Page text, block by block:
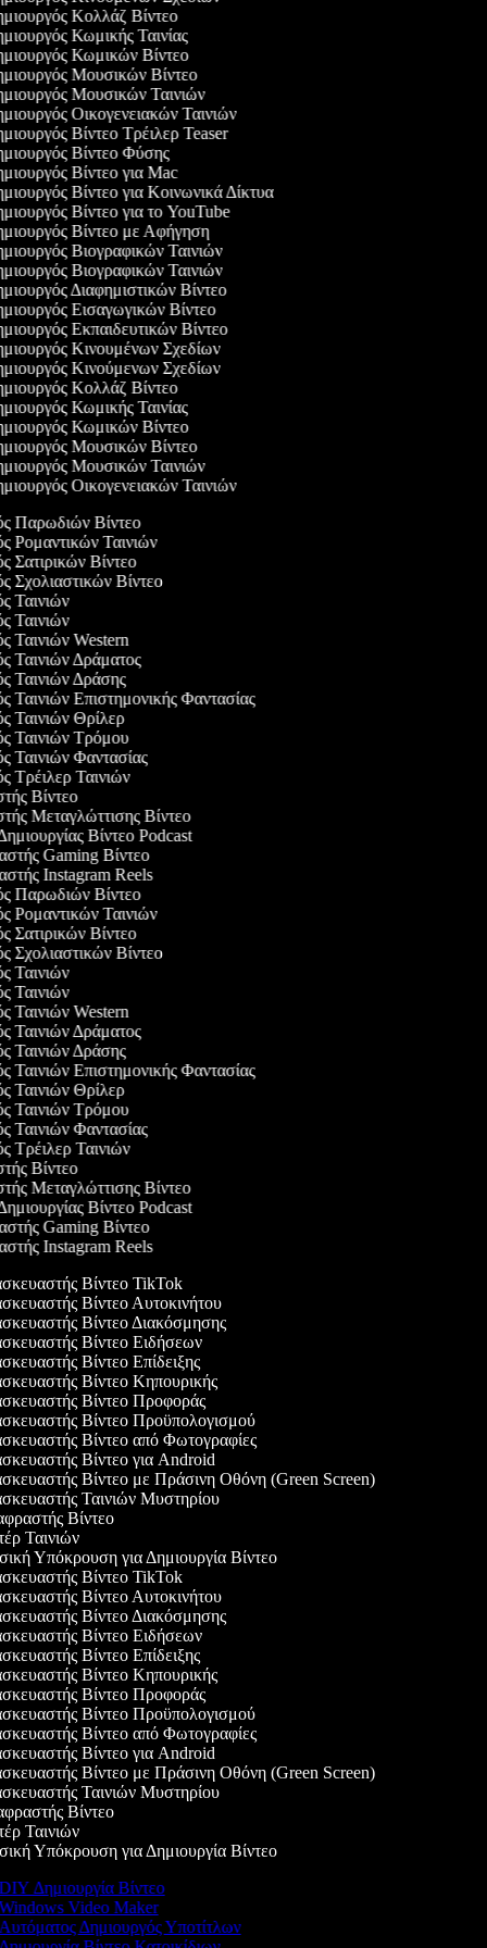
Κολλάζ Βίντεο
Κωμικής Ταινίας
Κωμικών Βίντεο
Μουσικών Βίντεο
Μουσικών Ταινιών
Οικογενειακών Ταινιών
Βίντεο Τρέιλερ Teaser
Βίντεο Φύσης
Βίντεο για Mac
Βίντεο για Κοινωνικά Δίκτυα
Βίντεο για το YouTube
Βίντεο με Αφήγηση
Βιογραφικών Ταινιών
Βιογραφικών Ταινιών
Διαφημιστικών Βίντεο
Εισαγωγικών Βίντεο
Εκπαιδευτικών Βίντεο
Κινουμένων Σχεδίων
Κινούμενων Σχεδίων
Κολλάζ Βίντεο
Κωμικής Ταινίας
Κωμικών Βίντεο
Μουσικών Βίντεο
Μουσικών Ταινιών
Οικογενειακών Ταινιών
Παρωδιών Βίντεο
Ρομαντικών Ταινιών
Σατιρικών Βίντεο
Σχολιαστικών Βίντεο
Ταινιών
Ταινιών
Ταινιών Western
Ταινιών Δράματος
Ταινιών Δράσης
Ταινιών Επιστημονικής Φαντασίας
Ταινιών Θρίλερ
Ταινιών Τρόμου
Ταινιών Φαντασίας
Τρέιλερ Ταινιών
Βίντεο
Μεταγλώττισης Βίντεο
Βίντεο Podcast
Gaming Βίντεο
Instagram Reels
Παρωδιών Βίντεο
Ρομαντικών Ταινιών
Σατιρικών Βίντεο
Σχολιαστικών Βίντεο
Ταινιών
Ταινιών
Ταινιών Western
Ταινιών Δράματος
Ταινιών Δράσης
Ταινιών Επιστημονικής Φαντασίας
Ταινιών Θρίλερ
Ταινιών Τρόμου
Ταινιών Φαντασίας
Τρέιλερ Ταινιών
Βίντεο
Μεταγλώττισης Βίντεο
Βίντεο Podcast
Gaming Βίντεο
Instagram Reels
Βίντεο TikTok
Βίντεο Αυτοκινήτου
Βίντεο Διακόσμησης
Βίντεο Ειδήσεων
Βίντεο Επίδειξης
Βίντεο Κηπουρικής
Βίντεο Προφοράς
Βίντεο Προϋπολογισμού
Βίντεο από Φωτογραφίες
Βίντεο για Android
Βίντεο με Πράσινη Οθόνη (Green Screen)
Ταινιών Μυστηρίου
Βίντεο
Ταινιών
Υπόκρουση για Δημιουργία Βίντεο
Βίντεο TikTok
Βίντεο Αυτοκινήτου
Βίντεο Διακόσμησης
Βίντεο Ειδήσεων
Βίντεο Επίδειξης
Βίντεο Κηπουρικής
Βίντεο Προφοράς
Βίντεο Προϋπολογισμού
Βίντεο από Φωτογραφίες
Βίντεο για Android
Βίντεο με Πράσινη Οθόνη (Green Screen)
Ταινιών Μυστηρίου
Βίντεο
Ταινιών
Υπόκρουση για Δημιουργία Βίντεο
Δημιουργία Βίντεο
Video Maker
Δημιουργός Υποτίτλων